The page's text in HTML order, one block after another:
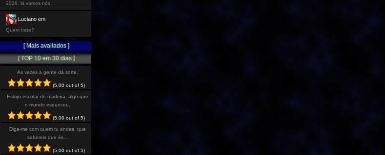
2026, lá vamos nós.
Luciano em
Quem bate?
[ Mais avaliados ]
[ TOP 10 em 30 dias ]
As vezes a gente dá sorte.
(5,00 out of 5)
Estojo escolar de madeira, algo que
o mundo esqueceu.
(5,00 out of 5)
Diga-me com quem tu andas, que
sabereis que és…
(5,00 out of 5)